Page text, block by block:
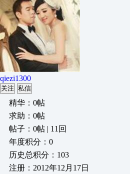
qiezi1300
关注 私信
精华：0帖
求助：0帖
帖子：0帖 | 11回
年度积分：0
历史总积分：103
注册：2012年12月17日